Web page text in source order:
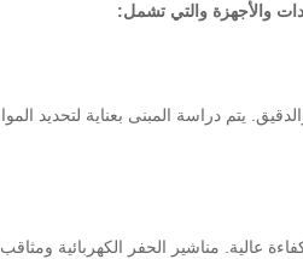
والأجهزة والتي تشمل:
يتم دراسة المبنى بعناية لتحديد
عالية. مناشير الحفر الكهربائية